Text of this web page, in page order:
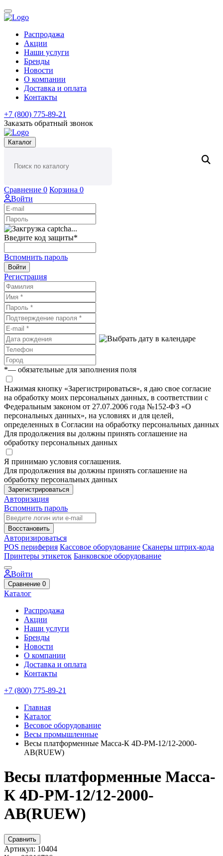
Распродажа
Акции
Наши услуги
Бренды
Новости
О компании
Доставка и оплата
Контакты
+7 (800) 775-89-21
Заказать обратный звонок
Каталог
Сравнение 0 Корзина 0
Войти
Введите код защиты*
Вспомнить пароль
Войти
Регистрация
*— обязательные для заполнения поля
Нажимая кнопку «Зарегистрироваться», я даю свое согласие
на обработку моих персональных данных, в соответствии с
Федеральным законом от 27.07.2006 года №152-ФЗ «О
персональных данных», на условиях и для целей,
определенных в Согласии на обработку персональных данных
Для продолжения вы должны принять соглашение на
обработку персональных данных
Я принимаю условия соглашения.
Для продолжения вы должны принять соглашение на
обработку персональных данных
Зарегистрироваться
Авторизация
Вспомнить пароль
Восстановить
Авторизироваться
POS периферия Кассовое оборудование Сканеры штрих-кода
Принтеры этикеток Банковское оборудование
Войти
Сравнение 0
Каталог
Распродажа
Акции
Наши услуги
Бренды
Новости
О компании
Доставка и оплата
Контакты
+7 (800) 775-89-21
Главная
Каталог
Весовое оборудование
Весы промышленные
Весы платформенные Масса-К 4D-PM-12/12-2000-
AB(RUEW)
Весы платформенные Масса-
К 4D-PM-12/12-2000-
AB(RUEW)
Сравнить
Артикул: 10404